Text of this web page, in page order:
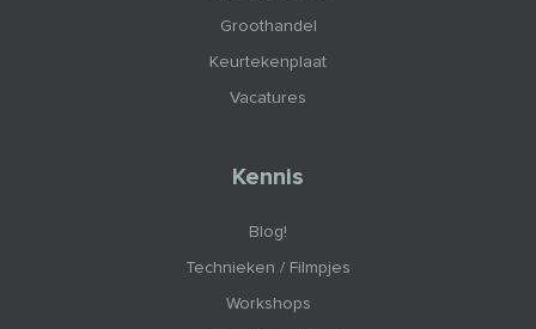
Groothandel
Keurtekenplaat
Vacatures
Kennis
Blog!
Technieken / Filmpjes
Workshops